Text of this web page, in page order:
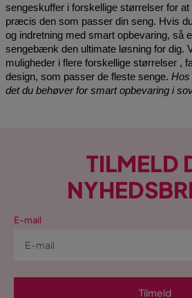
sengeskuffer i forskellige størrelser for
præcis den som passer din seng. Hvis
og indretning med smart opbevaring, så
sengebænk den ultimate løsning for dig.
muligheder i flere forskellige størrelser ,
design, som passer de fleste senge. Hos
det du behøver for smart opbevaring i
TILMELD
E-mail
Tilmeld